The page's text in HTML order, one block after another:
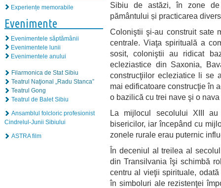
Experiențe memorabile
Evenimente
Evenimentele săptămânii
Evenimentele lunii
Evenimentele anului
Filarmonica de Stat Sibiu
Teatrul Naţional „Radu Stanca”
Teatrul Gong
Teatrul de Balet Sibiu
Ansamblul folcloric profesionist
Cindrelul-Junii Sibiului
ASTRA film
Sibiu de astăzi, în zone
pământului și practicarea
Coloniştii şi-au construit sate
centrale. Viaţa spirituală a
sosit, coloniştii au ridicat
ecleziastice din Saxonia,
construcţiilor ecleziatice li se
mai edificatoare construcţie în
o bazilică cu trei nave şi o
La mijlocul secolului XIII au
bisericilor, iar începând cu
zonele rurale erau puternic
În deceniul al treilea al
din Transilvania îşi schimbă
centru al vieţii spirituale,
în simboluri ale rezistenţei